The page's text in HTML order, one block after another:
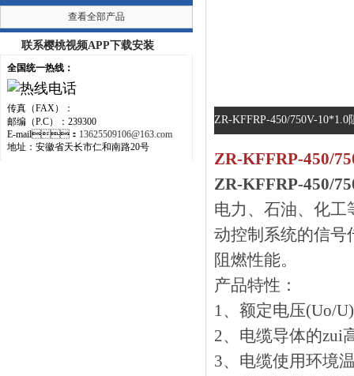
查看全部产品
联系樱桃视频APP下载安装
全国统一热线：
传真（FAX）：
邮编（P.C）：239300
E-mail： 13625509106@163.com
地址：安徽省天长市仁和南路20号
ZR-KFFRP-450/750V-10*1.0
ZR-KFFRP-450/
ZR-KFFRP-450/
电力、石油
动控制系统的信号传输
阻燃性能。
产品特性：
1、额定电压
2、电缆导体的zui
3、电缆使用环境温度